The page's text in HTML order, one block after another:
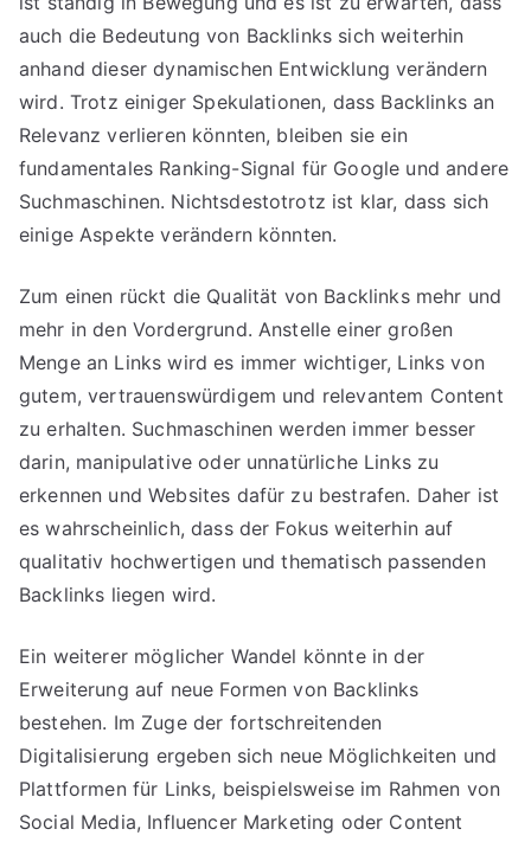
auch die Bedeutung von Backlinks sich weiterhin
anhand dieser dynamischen Entwicklung verändern
wird. Trotz einiger Spekulationen, dass Backlinks an
Relevanz verlieren könnten, bleiben sie ein
fundamentales Ranking-Signal für Google und andere
Suchmaschinen. Nichtsdestotrotz ist klar, dass sich
einige Aspekte verändern könnten.
Zum einen rückt die Qualität von Backlinks mehr und
mehr in den Vordergrund. Anstelle einer großen
Menge an Links wird es immer wichtiger, Links von
gutem, vertrauenswürdigem und relevantem Content
zu erhalten. Suchmaschinen werden immer besser
darin, manipulative oder unnatürliche Links zu
erkennen und Websites dafür zu bestrafen. Daher ist
es wahrscheinlich, dass der Fokus weiterhin auf
qualitativ hochwertigen und thematisch passenden
Backlinks liegen wird.
Ein weiterer möglicher Wandel könnte in der
Erweiterung auf neue Formen von Backlinks
bestehen. Im Zuge der fortschreitenden
Digitalisierung ergeben sich neue Möglichkeiten und
Plattformen für Links, beispielsweise im Rahmen von
Social Media, Influencer Marketing oder Content